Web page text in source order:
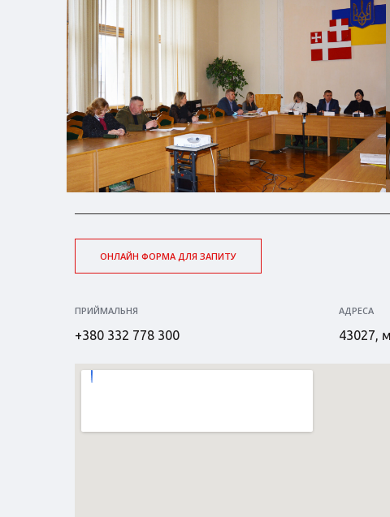
ОНЛАЙН ФОРМА ДЛЯ ЗАПИТУ
ПРИЙМАЛЬНЯ
+380 332 778 300
АДРЕСА
43027,